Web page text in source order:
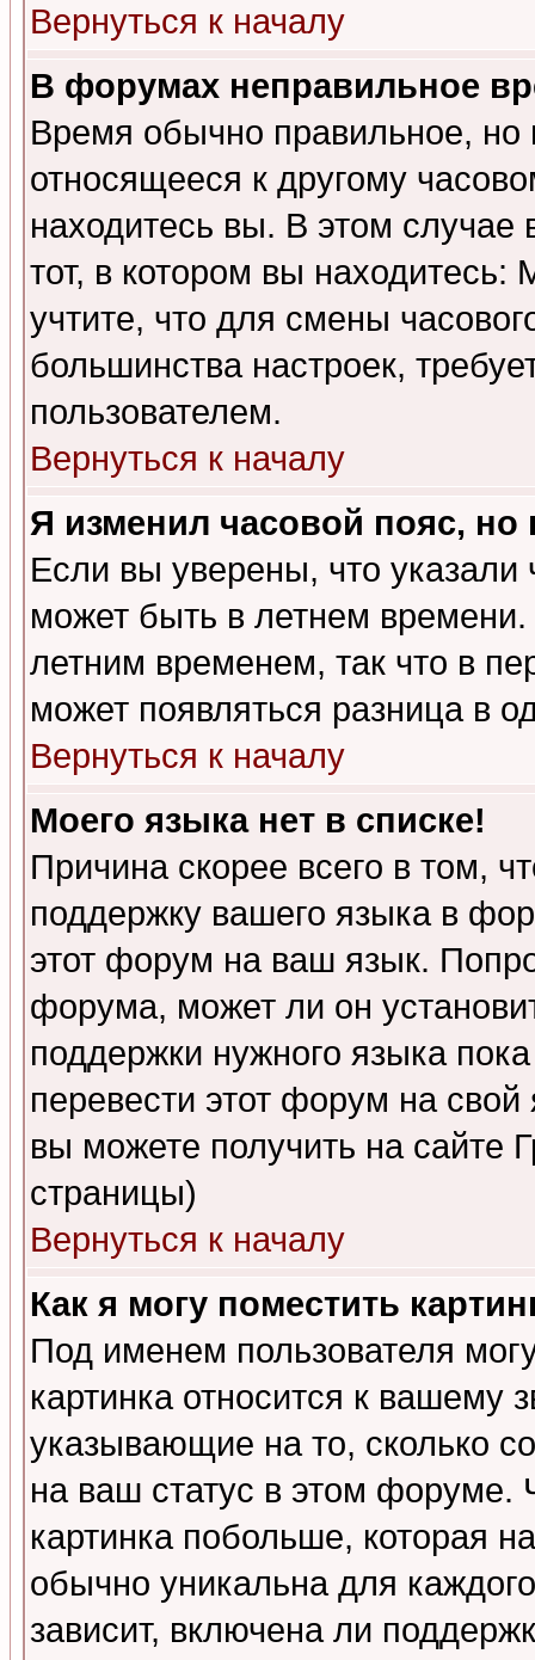
Вернуться к началу
В форумах неправильное
Время обычно правильное,
относящееся к другому
находитесь вы. В этом
тот, в котором вы
учтите, что для смены
большинства настроек,
пользователем.
Вернуться к началу
Я изменил часовой пояс,
Если вы уверены, что указали
может быть в летнем
летним временем, так что в
может появляться разница в
Вернуться к началу
Моего языка нет в списке!
Причина скорее всего в том,
поддержку вашего языка в
этот форум на ваш язык.
форума, может ли он
поддержки нужного языка
перевести этот форум на
вы можете получить на сайте
страницы)
Вернуться к началу
Как я могу поместить
Под именем пользователя
картинка относится к вашему
указывающие на то, сколько
на ваш статус в этом форуме.
картинка побольше, которая
обычно уникальна для
зависит, включена ли